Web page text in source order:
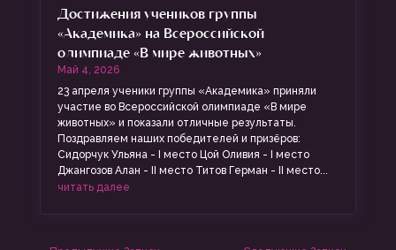
Достижения учеников группы
«Академика» на Всероссийской
олимпиаде «В мире животных»
Май 4, 2026
23 апреля ученики группы «Академика» приняли
участие во Всероссийской олимпиаде «В мире
животных» и показали отличные результаты.
Поздравляем наших победителей и призёров:
Сидорчук Ульяна - I место Цой Оливия - I место
Джангозов Алан - II место Титов Герман - II место...
читать далее